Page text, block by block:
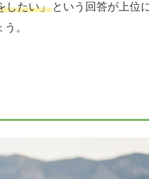
したい」 という回答が上位
。